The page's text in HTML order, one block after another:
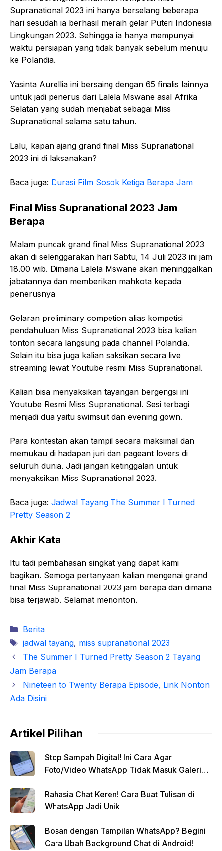
Supranational 2023 ini hanya berselang beberapa
hari sesudah ia berhasil meraih gelar Puteri Indonesia
Lingkungan 2023. Sehingga ia hanya mempunyai
waktu persiapan yang tidak banyak sebelum menuju
ke Polandia.
Yasinta Aurellia ini bersaing dengan 65 finalis lainnya
untuk jadi penerus dari Lalela Mswane asal Afrika
Selatan yang sudah menjabat sebagai Miss
Supranational selama satu tahun.
Lalu, kapan ajang grand final Miss Supranational
2023 ini di laksanakan?
Baca juga: Durasi Film Sosok Ketiga Berapa Jam
Final Miss Supranational 2023 Jam
Berapa
Malam puncak grand final Miss Supranational 2023
akan di selenggarakan hari Sabtu, 14 Juli 2023 ini jam
18.00 wib. Dimana Lalela Mswane akan meninggalkan
jabatannya dan memberikan mahkota kepada
penerusnya.
Gelaran preliminary competion alias kompetisi
pendahuluan Miss Supranational 2023 bisa kalian
tonton secara langsung pada channel Polandia.
Selain itu bisa juga kalian saksikan secara live
streaming lewat Youtube resmi Miss Supranational.
Kalian bisa menyaksikan tayangan bergengsi ini
Youtube Resmi Miss Supranational. Sesi terbagi
menjadi dua yaitu swimsuit dan evening gown.
Para kontestan akan tampil secara maksimal dan
memukau di hadapan juri dan pageant lovers di
seluruh dunia. Jadi jangan ketinggalan untuk
menyaksikan Miss Supranational 2023.
Baca juga: Jadwal Tayang The Summer I Turned
Pretty Season 2
Akhir Kata
Itu tadi pembahasan singkat yang dapat kami
bagikan. Semoga pertanyaan kalian mengenai grand
final Miss Supranational 2023 jam berapa dan dimana
bisa terjawab. Selamat menonton.
Kategori
Berita
Tag
jadwal tayang, miss supranational 2023
The Summer I Turned Pretty Season 2 Tayang
Jam Berapa
Nineteen to Twenty Berapa Episode, Link Nonton
Ada Disini
Artikel Pilihan
Stop Sampah Digital! Ini Cara Agar
Foto/Video WhatsApp Tidak Masuk Galeri
Rahasia Chat Keren! Cara Buat Tulisan di
WhatsApp Jadi Unik
Bosan dengan Tampilan WhatsApp? Begini
Cara Ubah Background Chat di Android!